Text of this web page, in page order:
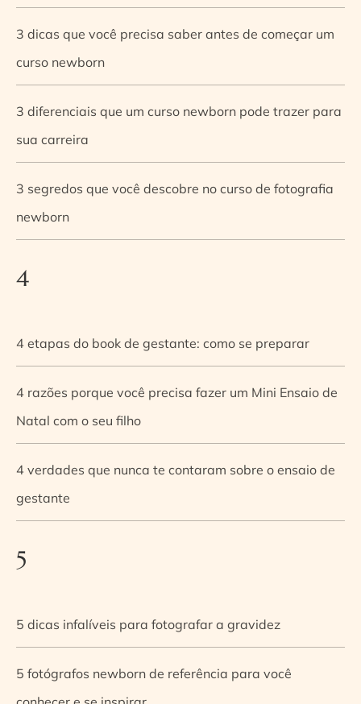
3 dicas que você precisa saber antes de começar um
curso newborn
3 diferenciais que um curso newborn pode trazer para
sua carreira
3 segredos que você descobre no curso de fotografia
newborn
4
4 etapas do book de gestante: como se preparar
4 razões porque você precisa fazer um Mini Ensaio de
Natal com o seu filho
4 verdades que nunca te contaram sobre o ensaio de
gestante
5
5 dicas infalíveis para fotografar a gravidez
5 fotógrafos newborn de referência para você